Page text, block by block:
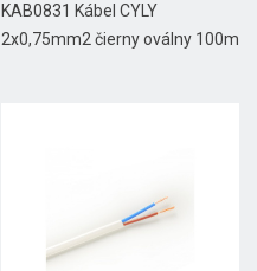
KAB0831 Kábel CYLY
2x0,75mm2 čierny oválny 100m